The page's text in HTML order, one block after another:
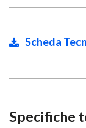
Scheda
Specifiche